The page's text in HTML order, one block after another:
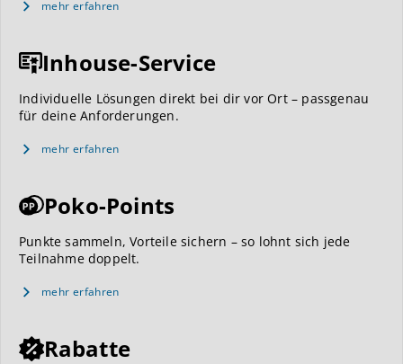
mehr erfahren
Inhouse-Service
Individuelle Lösungen direkt bei dir vor Ort – passgenau
für deine Anforderungen.
mehr erfahren
Poko-Points
Punkte sammeln, Vorteile sichern – so lohnt sich jede
Teilnahme doppelt.
mehr erfahren
Rabatte